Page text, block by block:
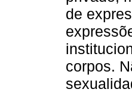
de
corpos.